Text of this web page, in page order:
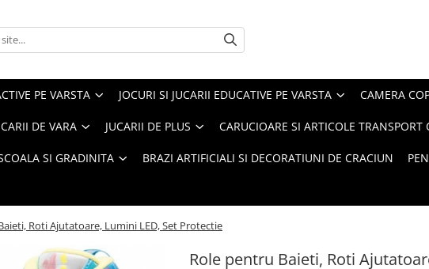
PE VARSTA JOCURI SI JUCARII EDUCATIVE PE VARSTA CAMERA
DE VARA JUCARII DE PLUS CARUCIOARE SI ARTICOLE TRANSPORT
SI GRADINITA BRAZI ARTIFICIALI SI DECORATIUNI DE CRACIUN
Roti Ajutatoare, Lumini LED, Set Protectie
Role pentru Baieti, Roti